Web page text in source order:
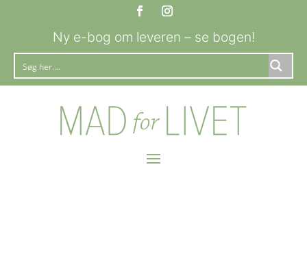
Ny e-bog om leveren – se bogen!